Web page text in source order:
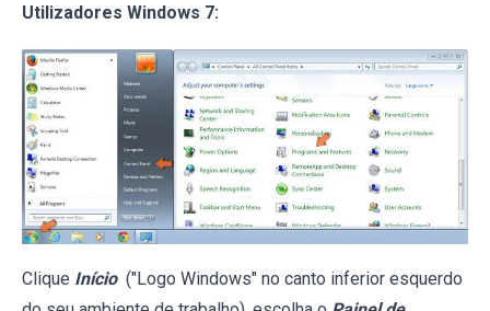
Utilizadores Windows 7:
Clique Início ("Logo Windows" no canto inferior esquerdo